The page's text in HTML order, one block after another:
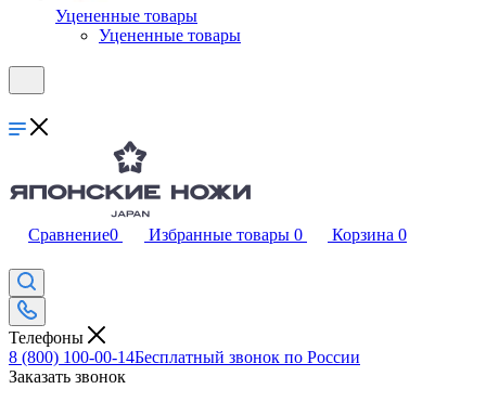
Уцененные товары
Уцененные товары
Сравнение0 Избранные товары 0 Корзина 0
Телефоны
8 (800) 100-00-14Бесплатный звонок по России
Заказать звонок